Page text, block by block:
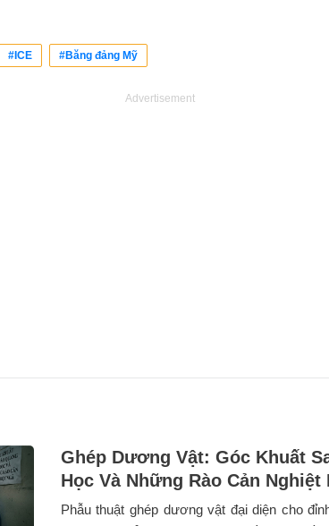
#ICE #Băng đảng Mỹ
Advertisement
Ghép Dương Vật: Góc Khuất
Học Và Những Rào Cản Nghiệt
Phẫu thuật ghép dương vật đại diện cho